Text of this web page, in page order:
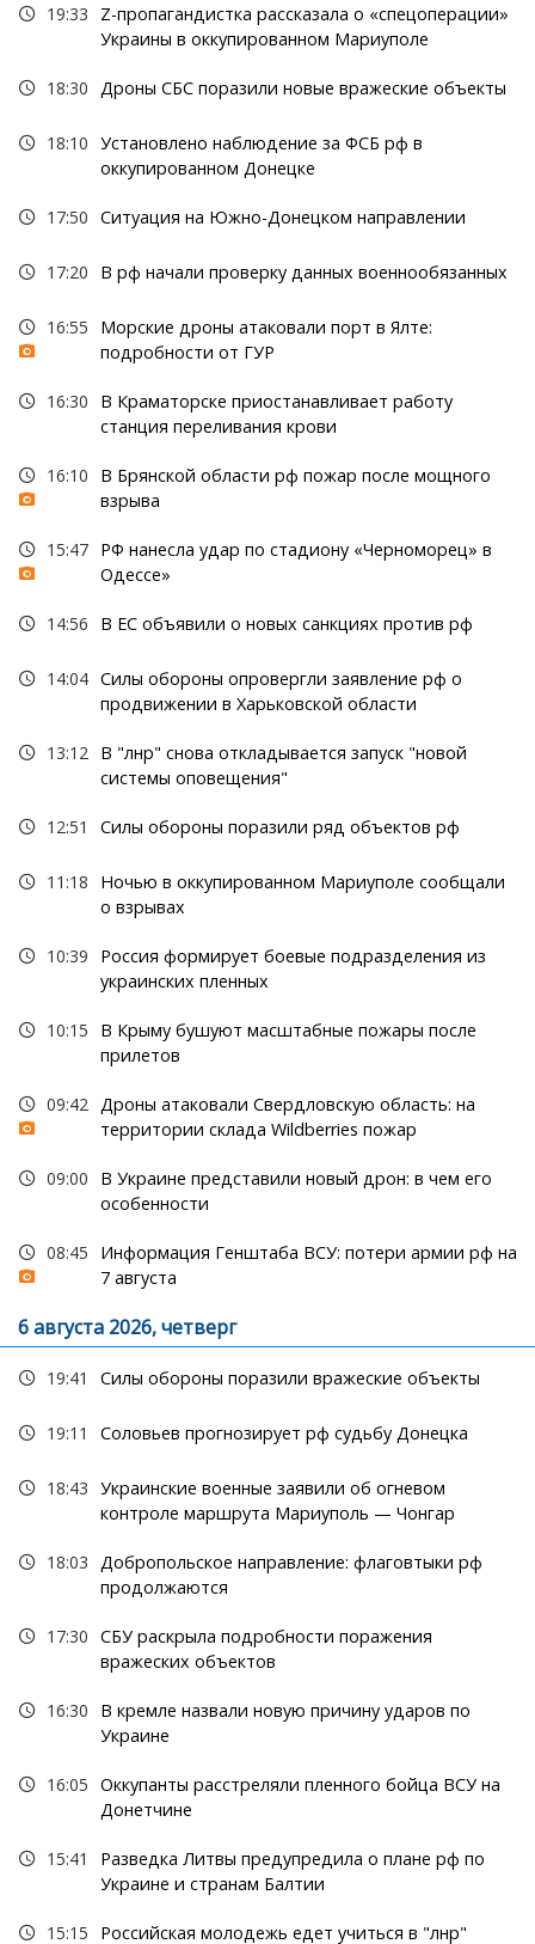
19:33
Z-пропагандистка рассказала о «спецоперации»
Украины в оккупированном Мариуполе
18:30 Дроны СБС поразили новые вражеские объекты
18:10 Установлено наблюдение за ФСБ рф в
оккупированном Донецке
17:50 Ситуация на Южно-Донецком направлении
17:20 В рф начали проверку данных военнообязанных
16:55
Морские дроны атаковали порт в Ялте:
подробности от ГУР
16:30
В Краматорске приостанавливает работу
станция переливания крови
16:10
В Брянской области рф пожар после мощного
взрыва
15:47 РФ нанесла удар по стадиону «Черноморец» в
Одессе»
14:56 В ЕС объявили о новых санкциях против рф
14:04 Силы обороны опровергли заявление рф о
продвижении в Харьковской области
13:12 В "лнр" снова откладывается запуск "новой
системы оповещения"
12:51 Силы обороны поразили ряд объектов рф
11:18
Ночью в оккупированном Мариуполе сообщали
о взрывах
10:39
Россия формирует боевые подразделения из
украинских пленных
10:15
В Крыму бушуют масштабные пожары после
прилетов
09:42 Дроны атаковали Свердловскую область: на
территории склада Wildberries пожар
09:00
В Украине представили новый дрон: в чем его
особенности
08:45
Информация Генштаба ВСУ: потери армии рф на
7 августа
6 августа 2026, четверг
19:41 Силы обороны поразили вражеские объекты
19:11 Соловьев прогнозирует рф судьбу Донецка
18:43 Украинские военные заявили об огневом
контроле маршрута Мариуполь — Чонгар
18:03 Добропольское направление: флаговтыки рф
продолжаются
17:30 СБУ раскрыла подробности поражения
вражеских объектов
16:30
В кремле назвали новую причину ударов по
Украине
16:05 Оккупанты расстреляли пленного бойца ВСУ на
Донетчине
15:41
Разведка Литвы предупредила о плане рф по
Украине и странам Балтии
15:15 Российская молодежь едет учиться в "лнр"